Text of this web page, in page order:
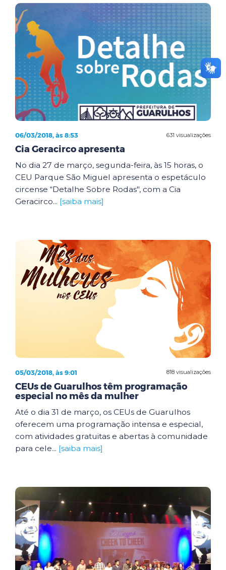
631 visualizações
06/03/2018, às 8:53
Cia Geracirco apresenta
No dia 27 de março, segunda-feira, às 15 horas, o
CEU Parque São Miguel apresenta o espetáculo
circense “Detalhe Sobre Rodas", com a Cia
Geracirco... [saiba mais]
818 visualizações
05/03/2018, às 9:01
CEUs de Guarulhos têm programação
especial no mês da mulher
Até o dia 31 de março, os CEUs de Guarulhos
oferecem uma programação intensa e especial,
com atividades gratuitas e abertas à comunidade
para cele... [saiba mais]